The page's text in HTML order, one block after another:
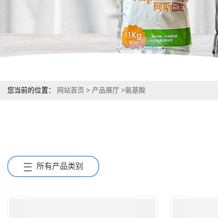
您当前的位置： 网站首页 > 产品展厅 >氨基酸
所有产品类别